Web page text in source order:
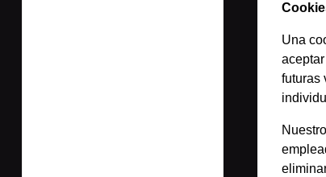
Una
futuras